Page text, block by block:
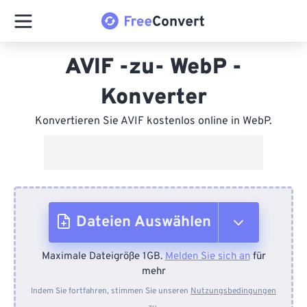
AVIF -zu- WebP -
Konverter
Konvertieren Sie AVIF kostenlos online in WebP.
Dateien Auswählen
Vom Gerät
Maximale Dateigröße 1GB.Melden Sie sich anfür
mehr
Indem Sie fortfahren, stimmen Sie unseren Nutzungsbedingungen